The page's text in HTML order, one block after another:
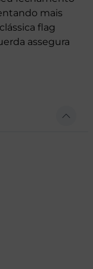
mais
flag
assegura